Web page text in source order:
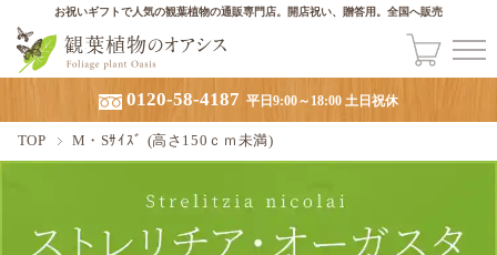
お祝いギフトで人気の観葉植物の通販専門店。開店祝い、贈答用。全国へ販売
0120-58-4187 平日9:00～18:00 土日祝休
TOP M・Sｻｲｽﾞ (高さ150ｃｍ未満)